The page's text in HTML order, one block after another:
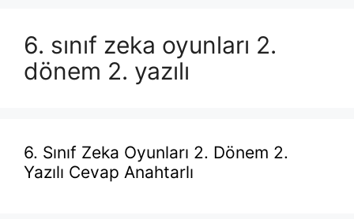
6. sınıf zeka oyunları 2.
dönem 2. yazılı
6. Sınıf Zeka Oyunları 2. Dönem 2.
Yazılı Cevap Anahtarlı